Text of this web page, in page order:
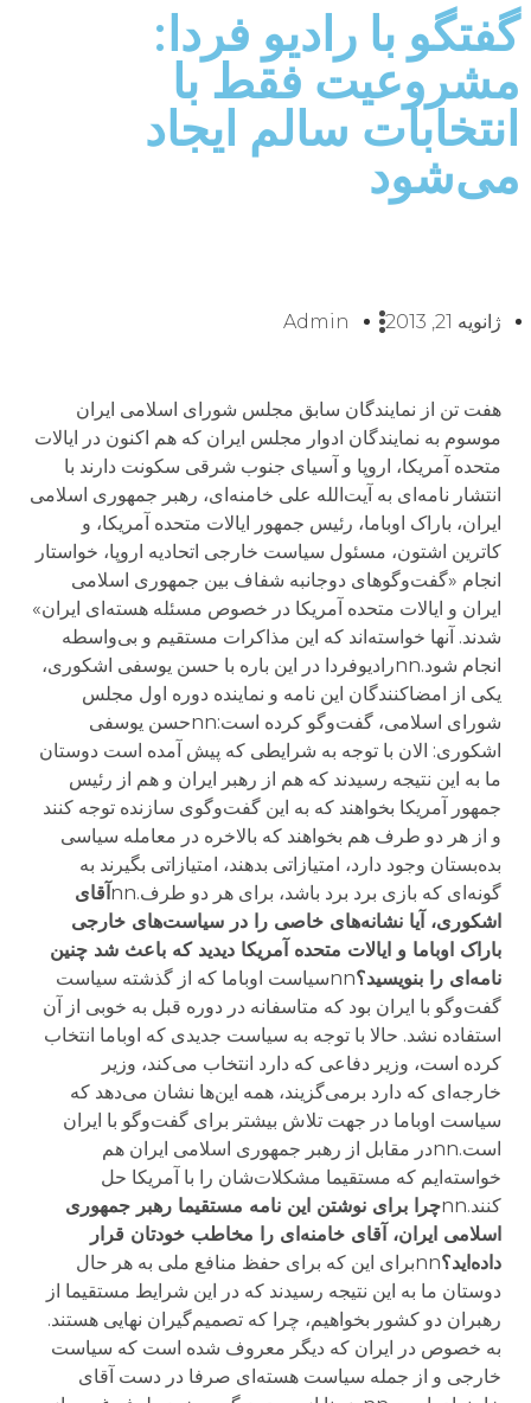
با راديو فردا:
فقط با
سالم ایجاد
ژانویه 21, 2013 Admin
هفت تن از نمایندگان سابق مجلس شورای اسلامی ایران
موسوم به نمایندگان ادوار مجلس ایران که هم اکنون در ایالات
متحده آمریکا، اروپا و آسیای جنوب شرقی سکونت دارند با
انتشار نامه‌ای به آیت‌الله علی خامنه‌ای، رهبر جمهوری اسلامی
ایران، باراک اوباما، رئیس جمهور ایالات متحده آمریکا، و
کا‌ترین اشتون، مسئول سیاست خارجی اتحادیه اروپا، خواستار
انجام «گفت‌وگوهای دوجانبه شفاف بین جمهوری اسلامی
ایران و ایالات متحده آمریکا در خصوص مسئله هسته‌ای ایران»
شدند. آنها خواسته‌اند که این مذاکرات مستقیم و بی‌واسطه
انجام شود.nnرادیوفردا در این باره با حسن یوسفی اشکوری،
یکی از امضاکنندگان این نامه و نماینده دوره اول مجلس
شورای اسلامی، گفت‌و‌گو کرده است:nnحسن یوسفی
اشکوری: الان با توجه به شرایطی که پیش آمده است دوستان
ما به این نتیجه رسیدند که هم از رهبر ایران و هم از رئیس
جمهور آمریکا بخواهند که به این گفت‌و‌گوی سازنده توجه کنند
و از هر دو طرف هم بخواهند که بالاخره در معامله سیاسی
بده‌بستان وجود دارد، امتیازاتی بدهند، امتیازاتی بگیرند به
گونه‌ای که بازی برد برد باشد، برای هر دو طرف.nn
آقای
اشکوری، آیا نشانه‌های خاصی را در سیاست‌های خارجی
باراک اوباما و ایالات متحده آمریکا دیدید که باعث شد چنین
نامه‌ای را بنویسید؟
nnسیاست اوباما که از گذشته سیاست
گفت‌و‌گو با ایران بود که متاسفانه در دوره قبل به خوبی از آن
استفاده نشد. حالا با توجه به سیاست جدیدی که اوباما انتخاب
کرده است، وزیر دفاعی که دارد انتخاب می‌کند، وزیر
خارجه‌ای که دارد برمی‌گزیند، همه این‌ها نشان می‌دهد که
سیاست اوباما در جهت تلاش بیشتر برای گفت‌و‌گو با ایران
است.nnدر مقابل از رهبر جمهوری اسلامی ایران هم
خواسته‌ایم که مستقیما مشکلات‌شان را با آمریکا حل
کنند.nn
چرا برای نوشتن این نامه مستقیما رهبر جمهوری
اسلامی ایران، آقای خامنه‌ای را مخاطب خودتان قرار
داده‌اید؟
nnبرای این که برای حفظ منافع ملی به هر حال
دوستان ما به این نتیجه رسیدند که در این شرایط مستقیما از
رهبران دو کشور بخواهیم، چرا که تصمیم‌گیران نهایی هستند.
به خصوص در ایران که دیگر معروف شده است که سیاست
خارجی و از جمله سیاست هسته‌ای صرفا در دست آقای